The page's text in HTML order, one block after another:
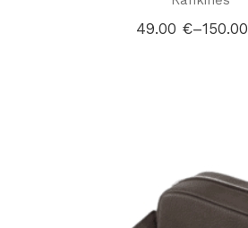
49.00 €–150.00
Price